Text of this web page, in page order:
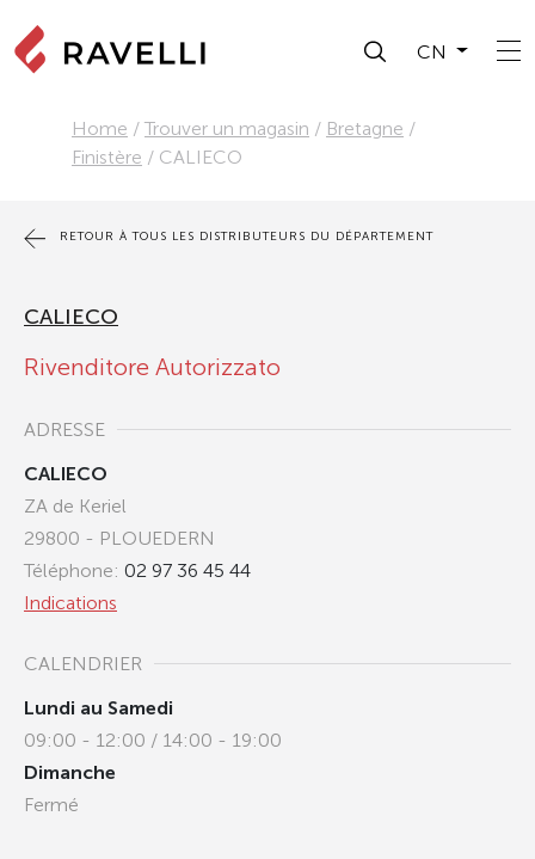
CN
Home / Trouver un magasin / Bretagne /
Finistère / CALIECO
RETOUR À TOUS LES DISTRIBUTEURS DU DÉPARTEMENT
CALIECO
Rivenditore Autorizzato
ADRESSE
CALIECO
ZA de Keriel
29800 - PLOUEDERN
Téléphone: 02 97 36 45 44
Indications
CALENDRIER
Lundi au Samedi
09:00 - 12:00 / 14:00 - 19:00
Dimanche
Fermé